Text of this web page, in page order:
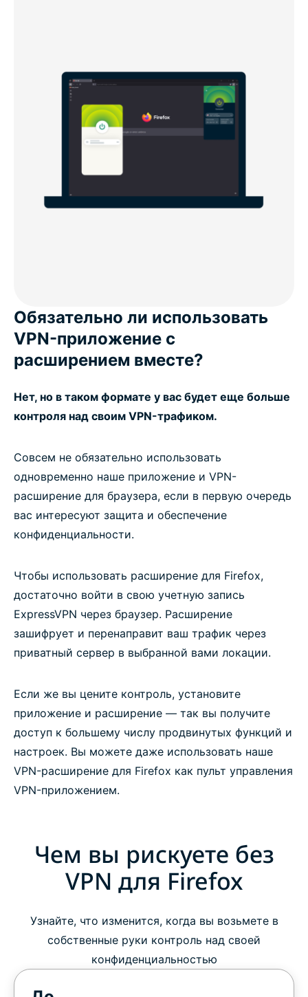
Обязательно ли использовать
VPN-приложение с
расширением вместе?
Нет, но в таком формате у вас будет еще больше
контроля над своим VPN-трафиком.
Совсем не обязательно использовать
одновременно наше приложение и VPN-
расширение для браузера, если в первую очередь
вас интересуют защита и обеспечение
конфиденциальности.
Чтобы использовать расширение для Firefox,
достаточно войти в свою учетную запись
ExpressVPN через браузер. Расширение
зашифрует и перенаправит ваш трафик через
приватный сервер в выбранной вами локации.
Если же вы цените контроль, установите
приложение и расширение — так вы получите
доступ к большему числу продвинутых функций и
настроек. Вы можете даже использовать наше
VPN-расширение для Firefox как пульт управления
VPN-приложением.
Чем вы рискуете без
VPN для Firefox
Узнайте, что изменится, когда вы возьмете в
собственные руки контроль над своей
конфиденциальностью